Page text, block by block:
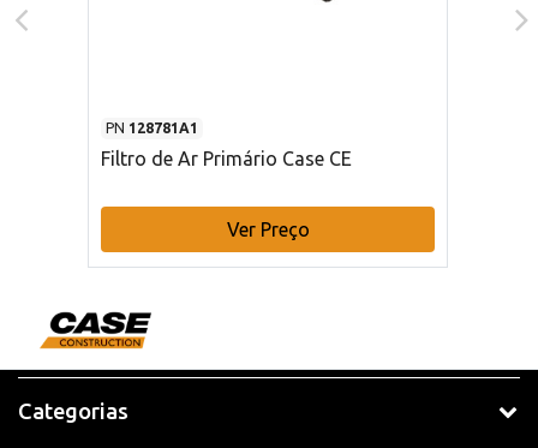
PN 128781A1
Filtro de Ar Primário Case CE
Ver Preço
Categorias